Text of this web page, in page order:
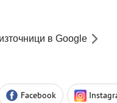
в Google
Facebook